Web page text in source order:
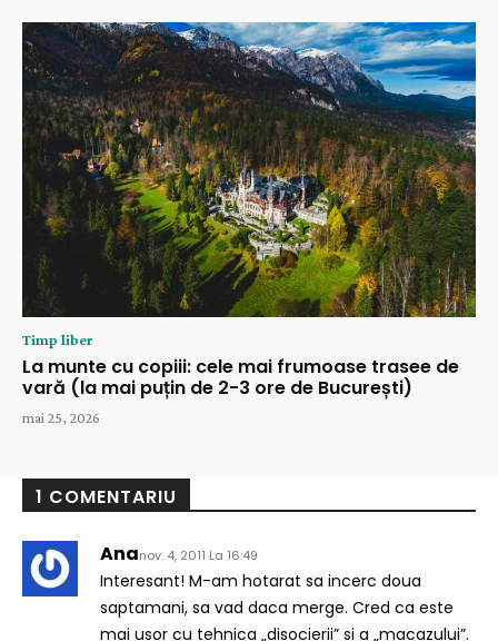
Timp liber
La munte cu copiii: cele mai frumoase trasee de
vară (la mai puțin de 2-3 ore de București)
mai 25, 2026
1 COMENTARIU
Ananov. 4, 2011 La 16:49
Interesant! M-am hotarat sa incerc doua
saptamani, sa vad daca merge. Cred ca este
mai usor cu tehnica „disocierii” si a „macazului”.